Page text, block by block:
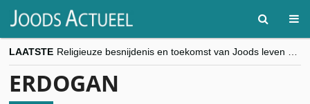
LAATSTE
“Besnijdenisdebat toont hoe moeilijk seculiere Westen minderheden begrijpt”, Jinnih Beels (Vooruit)
ERDOGAN